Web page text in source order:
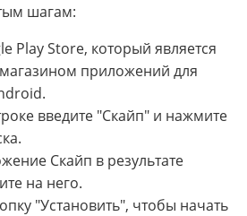
шагам:
Play Store, который является
приложений для
введите "Скайп" и нажмите
Скайп в результате
на него.
"Установить", чтобы начать